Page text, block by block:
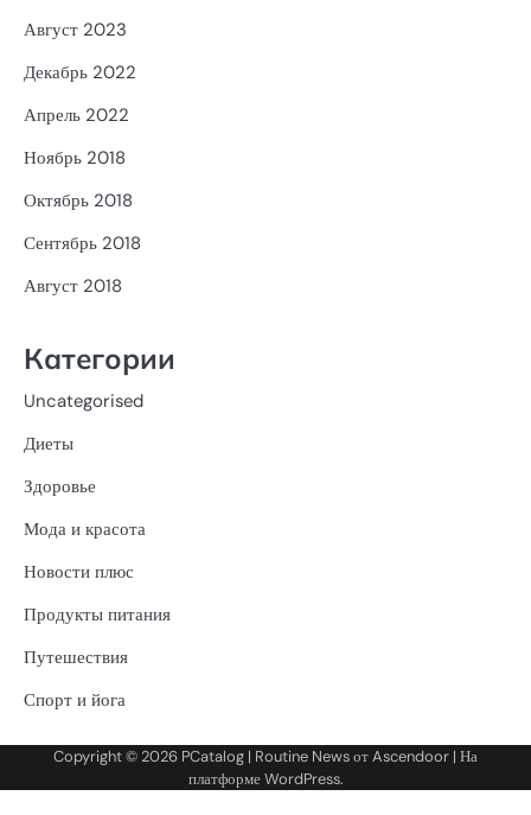
Август 2023
Декабрь 2022
Апрель 2022
Ноябрь 2018
Октябрь 2018
Сентябрь 2018
Август 2018
Категории
Uncategorised
Диеты
Здоровье
Мода и красота
Новости плюс
Продукты питания
Путешествия
Спорт и йога
Copyright © 2026 PCatalog | Routine News отAscendoor | На
платформеWordPress.